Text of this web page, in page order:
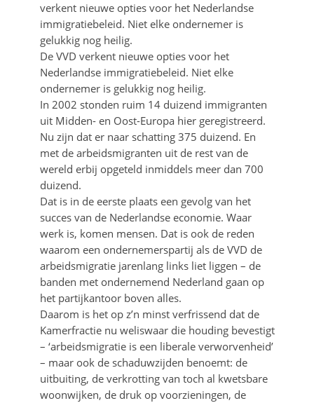
verkent nieuwe opties voor het Nederlandse
immigratiebeleid. Niet elke ondernemer is
gelukkig nog heilig.
De VVD verkent nieuwe opties voor het
Nederlandse immigratiebeleid. Niet elke
ondernemer is gelukkig nog heilig.
In 2002 stonden ruim 14 duizend immigranten
uit Midden- en Oost-Europa hier geregistreerd.
Nu zijn dat er naar schatting 375 duizend. En
met de arbeidsmigranten uit de rest van de
wereld erbij opgeteld inmiddels meer dan 700
duizend.
Dat is in de eerste plaats een gevolg van het
succes van de Nederlandse economie. Waar
werk is, komen mensen. Dat is ook de reden
waarom een ondernemerspartij als de VVD de
arbeidsmigratie jarenlang links liet liggen – de
banden met ondernemend Nederland gaan op
het partijkantoor boven alles.
Daarom is het op z’n minst verfrissend dat de
Kamerfractie nu weliswaar die houding bevestigt
– ‘arbeidsmigratie is een liberale verworvenheid’
– maar ook de schaduwzijden benoemt: de
uitbuiting, de verkrotting van toch al kwetsbare
woonwijken, de druk op voorzieningen, de